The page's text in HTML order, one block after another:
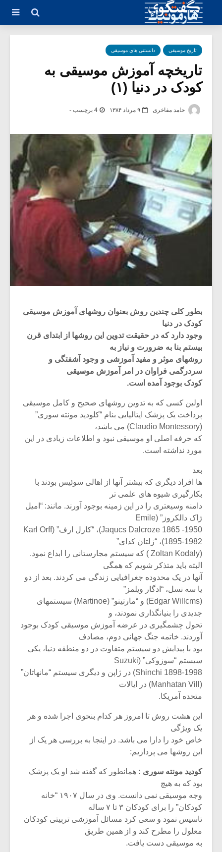
تاریخ موسیقی دانستنی های موسیقی
تاریخچه آموزش موسیقی به
کودک در دنیا (۱)
حامد مفاخری ۹ مرداد ۱۳۸۴ 4 برچسب -
بطور کلی چندین روش بعنوان روشهای آموزش موسیقی
کودک در دنیا
وجود دارد که در حقیقت تدوین این روشها از ابتدای قرن
بیستم بنا به ضرورت و نیاز به
روشهای موثر و مفید آموزشی و وجود آشفتگی و
سردرگمی فراوان در امر آموزش موسیقی
کودک بوجود آمده است.
اولین کسی که به تدوین روشهای صحیح و کامل موسیقی
پرداخت یک پزشک ایتالیایی بنام “کلودید مونته سوری”
(Claudio Montessory) می باشد،
که حرفه اصلی او موسیقی نبود و اطلاعات زیادی در این
مورد نداشته است.
بعد
ها افراد دیگری که بیشتر آنها از اهالی سوئیس بودند با
بکارگیری شیوه های علمی تر
دامنه وسیعتری را در این زمینه بوجود آورند. مانند: “امیل
ژاک دالکروز” (Emile
Jaqucs Dalcroze 1865 -1950)، “کارل ارف” (Karl Orff
1895-1982)، “زلتان کدای”
(Zoltan Kodaly ) که سیستم مجارستانی را ابداع نمود.
البته باید متذکر شویم که همگی
آنها در یک محدوده جغرافیایی زندگی می کردند. بعد از دو
یا سه نسل، “ادگار ویلمز”
(Edgar Willcms) و “مارتینو” (Martinoe) سیستمهای
جدیدی را بنیانگذاری نمودند، و
تحول چشمگیری در عرضه آموزش موسیقی کودک بوجود
آوردند. خاتمه جنگ جهانی دوم، مصادف
بود با پیدایش دو سیستم متفاوت در دو منطقه دنیا، یکی
سیستم “سوزوکی” (Suzuki
Shinchi 1898-1998) در ژاپن و دیگری سیستم “مانهاتان”
(Manhatan Vill) در ایالات
متحده آمریکا.
این هشت روش تا امروز هر کدام بنحوی اجرا شده و هر
یک ویژگی
خاص خود را دارا می باشد. در اینجا به بررسی هر یک از
این روشها می پردازیم:
کودید مونته سوری : همانطور که گفته شد او یک پزشک
بود که به هیچ
وجه موسیقی نمی دانست. وی در سال ۱۹۰۷ “خانه
کودکان” را برای کودکان ۳ تا ۷ ساله
تاسیس نمود و سعی کرد مسائل آموزشی تربیتی کودکان
معلول را مطرح کند و از همین طریق
به موسیقی دست یافت.
میکلوش روژا
یادداشتی بر موسیقی
متن فیلم «متری
شیش و نیم»
بدنام ترین باش
موسیقی
برگزار